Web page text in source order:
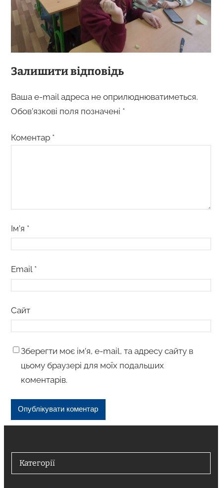
Залишити відповідь
Ваша e-mail адреса не оприлюднюватиметься.
Обов’язкові поля позначені *
Коментар *
Ім’я *
Email *
Сайт
Зберегти моє ім’я, e-mail, та адресу сайту в
цьому браузері для моїх подальших
коментарів.
Категорії